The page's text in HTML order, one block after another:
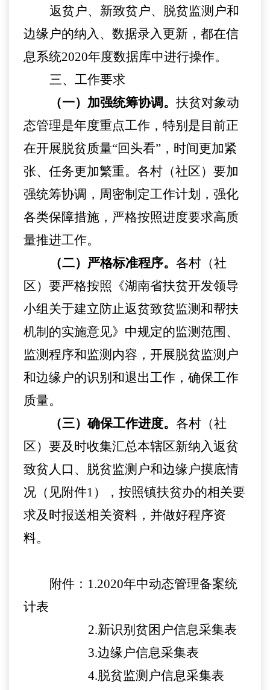
返贫户、新致贫户、脱贫监测户和
边缘户的纳入、数据录入更新，都在信
息系统2020年度数据库中进行操作。
三、工作要求
（一）加强统筹协调。 扶贫对象动
态管理是年度重点工作，特别是目前正
在开展脱贫质量“回头看”，时间更加紧
张、任务更加繁重。 各村（社区） 要加
强统筹协调，周密制定工作计划，强化
各类保障措施， 严格按照进度要求高质
量推进工作。
（二）严格标准程序。 各村（社
区） 要严格按照《湖南省扶贫开发领导
小组关于建立防止返贫致贫监测和帮扶
机制的实施意见》中规定的监测范围、
监测程序和监测内容，开展脱贫监测户
和边缘户的识别和退出工作，确保工作
质量。
（三）确保工作进度。 各村（社
区） 要及时收集汇总本辖区新纳入返贫
致贫人口、脱贫监测户和边缘户摸底情
况（见附件1）， 按照镇扶贫办的相关要
求及时报送相关资料，并做好程序资
料。
附件： 1.2020年中动态管理备案统
计表
2.新识别贫困户信息采集表
3.边缘户信息采集表
4.脱贫监测户信息采集表